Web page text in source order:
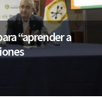
“aprender a